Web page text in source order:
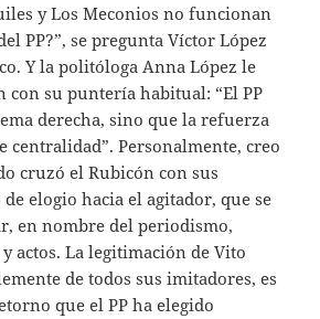
y Los Meconios no funcionan
PP?”, se pregunta Víctor López
Y la politóloga Anna López le
con su puntería habitual: “El PP
derecha, sino que la refuerza
centralidad”. Personalmente, creo
cruzó el Rubicón con sus
elogio hacia el agitador, que se
en nombre del periodismo,
actos. La legitimación de Vito
de todos sus imitadores, es
que el PP ha elegido